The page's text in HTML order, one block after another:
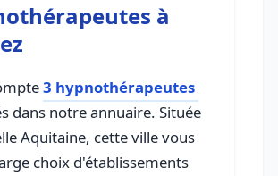
à
3 hypnothérapeutes
dans notre annuaire. Située
Aquitaine, cette ville vous
choix d'établissements